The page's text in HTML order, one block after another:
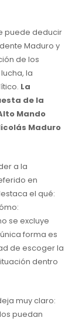
puede deducir
Maduro y
de los
la
La
de la
Mando
Maduro
a la
en
el qué:
se excluye
forma es
de escoger la
dentro
muy claro:
puedan